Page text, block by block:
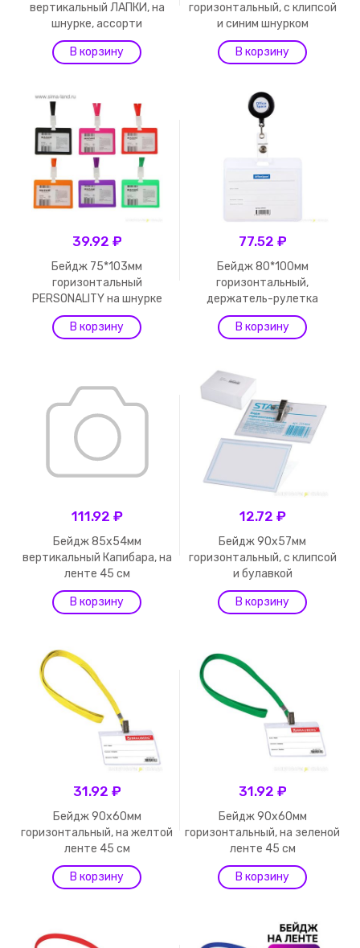
вертикальный ЛАПКИ, на
шнурке, ассорти
горизонтальный, с клипсой
и синим шнурком
39.92 ₽
Бейдж 75*103мм
горизонтальный
PERSONALITY на шнурке
77.52 ₽
Бейдж 80*100мм
горизонтальный,
держатель-рулетка
111.92 ₽
Бейдж 85х54мм
вертикальный Капибара, на
ленте 45 см
12.72 ₽
Бейдж 90х57мм
горизонтальный, с клипсой
и булавкой
31.92 ₽
Бейдж 90х60мм
горизонтальный, на желтой
ленте 45 см
31.92 ₽
Бейдж 90х60мм
горизонтальный, на зеленой
ленте 45 см